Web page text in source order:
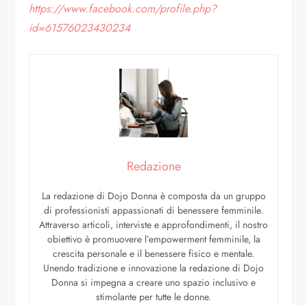
https://www.facebook.com/profile.php?
id=61576023430234
Redazione
La redazione di Dojo Donna è composta da un gruppo
di professionisti appassionati di benessere femminile.
Attraverso articoli, interviste e approfondimenti, il nostro
obiettivo è promuovere l’empowerment femminile, la
crescita personale e il benessere fisico e mentale.
Unendo tradizione e innovazione la redazione di Dojo
Donna si impegna a creare uno spazio inclusivo e
stimolante per tutte le donne.